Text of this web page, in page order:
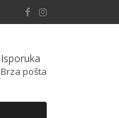
Isporuka
Brza pošta